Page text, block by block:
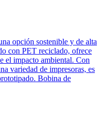
opción sostenible y de alta
con PET reciclado, ofrece
el impacto ambiental. Con
variedad de impresoras, es
Bobina de